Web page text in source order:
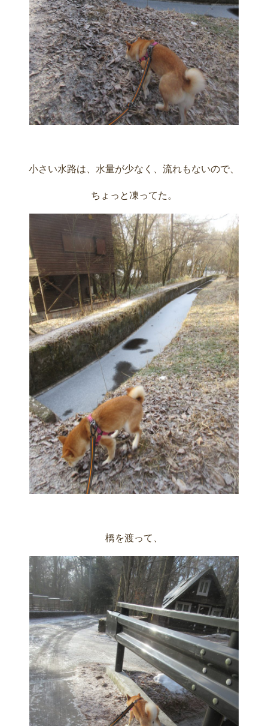
小さい水路は、水量が少なく、流れもないので、
ちょっと凍ってた。
橋を渡って、